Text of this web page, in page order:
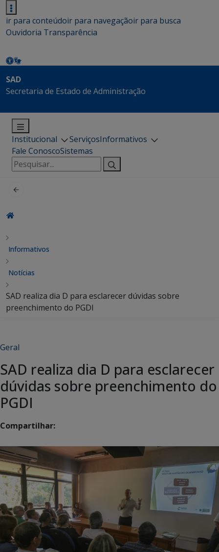
ir para conteúdoir para navegaçãoir para busca
Ouvidoria Transparência
SAD
Secretaria de Estado de Administração
Institucional ServiçosInformativos
Fale ConoscoSistemas
Pesquisar
por:
Informativos
Notícias
SAD realiza dia D para esclarecer dúvidas sobre
preenchimento do PGDI
Geral
SAD realiza dia D para esclarecer
dúvidas sobre preenchimento do
PGDI
Compartilhar: